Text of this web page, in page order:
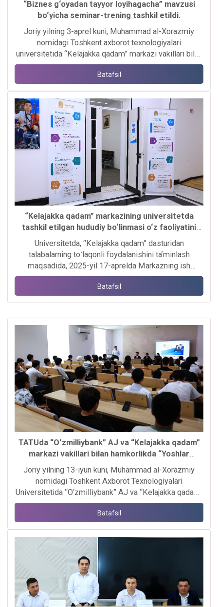
“Biznes g‘oyadan tayyor loyihagacha” mavzusi
bo‘yicha seminar-trening tashkil etildi.
Joriy yilning 3-aprel kuni, Muhammad al-Xorazmiy
nomidagi Toshkent axborot texnologiyalari
universitetida “Kelajakka qadam” markazi vakillari bilan
hamkorlikda o‘z biznes g‘oyalarini amalga oshirish
istagida bo‘lgan bitiruvchi bosqich talabalar uchun
seminar-trening tashkil etildi.
Batafsil
“Kelajakka qadam” markazining universitetda
tashkil etilgan hududiy bo‘linmasi o‘z faoliyatini
boshladi.
Universitetda, “Kelajakka qadam” dasturidan
talabalarning toʻlaqonli foydalanishini taʼminlash
maqsadida, 2025-yil 17-aprelda Markazning ish
yuritishi uchun Universitet hududida xona ajratilib,
zaruriy jihozlar (kompyuter, printer, telefon, ish yuritish
Batafsil
TATUda “O‘zmilliybank” AJ va “Kelajakka qadam”
markazi vakillari bilan hamkorlikda “Yoshlar
bandligi oyligi” doirasida seminar-trening tashkil
etildi.
Joriy yilning 13-iyun kuni, Muhammad al-Xorazmiy
nomidagi Toshkent Axborot Texnologiyalari
Universitetida “O‘zmilliybank” AJ va “Kelajakka qadam”
markazi vakillari bilan hamkorlikda “Yoshlar bandligi
oyligi” doirasida seminar-trening tashkil etildi.
Batafsil